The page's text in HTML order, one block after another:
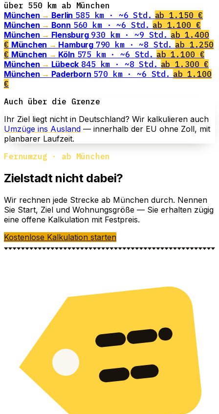
über 550 km ab München
München → Berlin 585 km · ~6 Std. ab 1.150 €
München → Bonn 560 km · ~6 Std. ab 1.100 €
München → Flensburg 930 km · ~9 Std. ab 1.400
€ München → Hamburg 790 km · ~8 Std. ab 1.250
€ München → Köln 575 km · ~6 Std. ab 1.100 €
München → Lübeck 845 km · ~8 Std. ab 1.300 €
München → Paderborn 570 km · ~6 Std. ab 1.100
€
Auch über die Grenze
Ihr Ziel liegt nicht in Deutschland? Wir kalkulieren auch
Umzüge ins Ausland — innerhalb der EU ohne Zoll, mit
planbarer Laufzeit.
Fernumzug · ab München
Zielstadt nicht dabei?
Wir rechnen jede Strecke ab München durch. Nennen
Sie Start, Ziel und Wohnungsgröße — Sie erhalten zügig
eine offene Kalkulation mit Festpreis.
Kostenlose Kalkulation starten